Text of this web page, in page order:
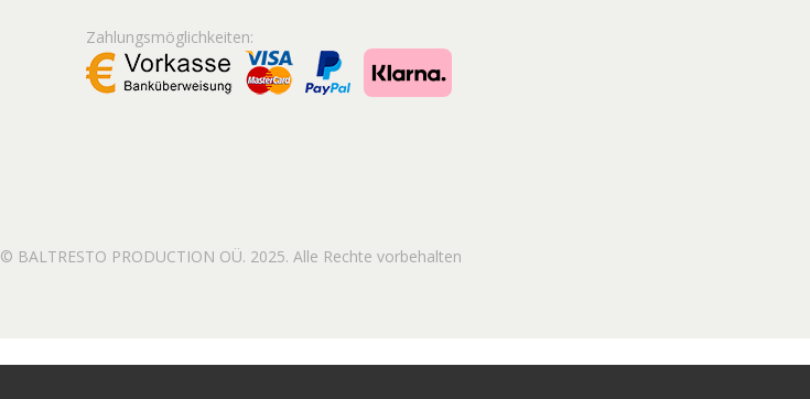
Zahlungsmöglichkeiten:
© BALTRESTO PRODUCTION OÜ. 2025. Alle Rechte vorbehalten